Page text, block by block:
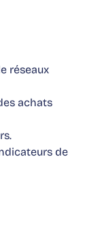
réseaux
achats
de